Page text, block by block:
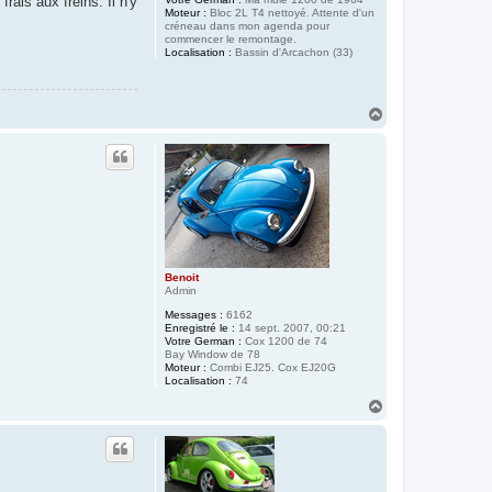
Moteur : Bloc 2L T4 nettoyé. Attente d'un
créneau dans mon agenda pour
commencer le remontage.
Localisation : Bassin d'Arcachon (33)
Benoit
Admin
Messages : 6162
Enregistré le : 14 sept. 2007, 00:21
Votre German : Cox 1200 de 74
Bay Window de 78
Moteur : Combi EJ25. Cox EJ20G
Localisation : 74